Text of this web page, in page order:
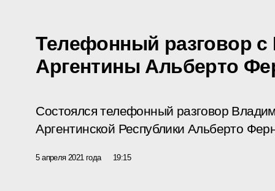
Телефонный разговор с
Аргентины Альберто
Состоялся телефонный разговор
Аргентинской Республики Альберто
5 апреля 2021 года 19:15